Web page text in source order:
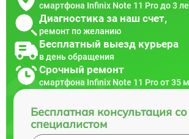
смартфона Infinix Note 11 Pro до 3
Диагностика за наш счет,
ремонт по желанию
Бесплатный выезд курьера
в день обращения
Срочный ремонт
смартфона Infinix Note 11 Pro от 35
Бесплатная консультация со
специалистом